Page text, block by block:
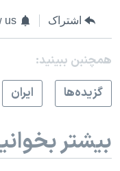
اشتراک us
همچنبن ببینید:
گزيده‌ها
ايران
بیشتر